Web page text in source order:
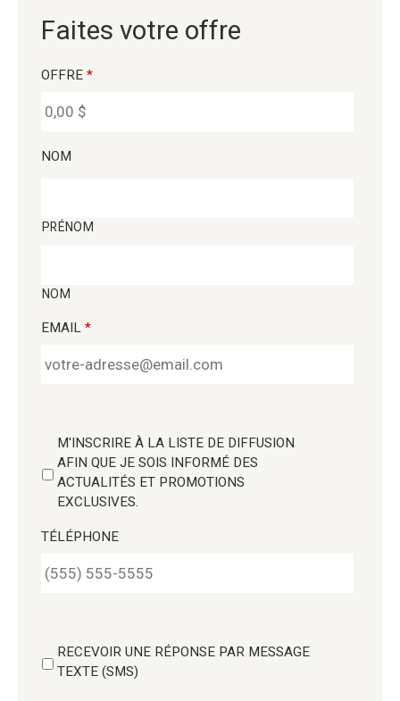
Faites votre offre
OFFRE *
NOM
PRÉNOM
NOM
EMAIL *
M'INSCRIRE À LA LISTE DE DIFFUSION
AFIN QUE JE SOIS INFORMÉ DES
ACTUALITÉS ET PROMOTIONS
EXCLUSIVES.
TÉLÉPHONE
RECEVOIR UNE RÉPONSE PAR MESSAGE
TEXTE (SMS)